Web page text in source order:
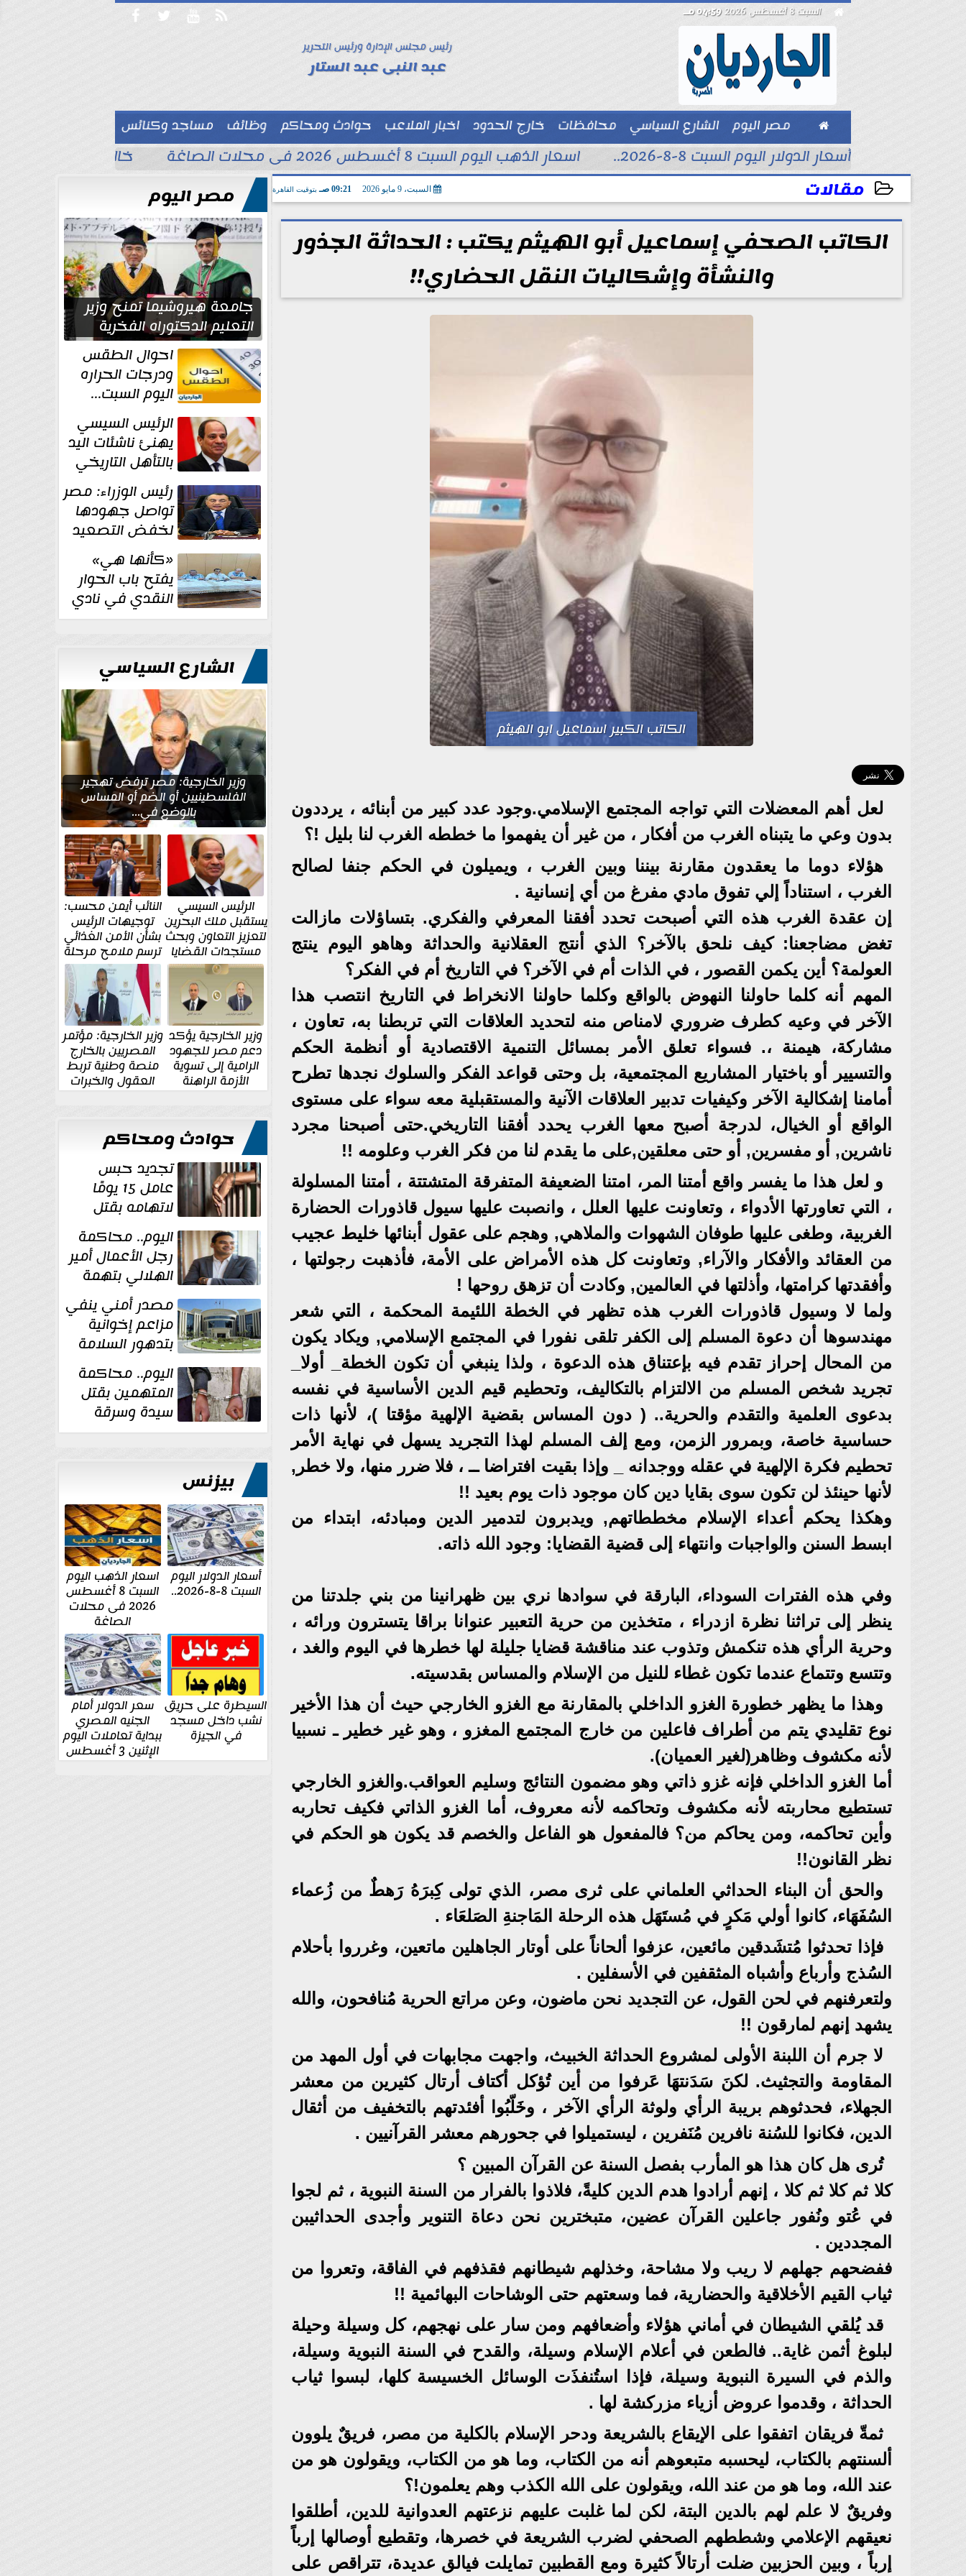
   
 السبت 8 أغسطس 2026 04:59 مـ
رئيس مجلس الإدارة ورئيس التحرير
عبد النبى عبد الستار
 مصر اليوم الشارع السياسي محافظات خارج الحدود اخبار الملاعب حوادث ومحاكم وظائف
مساجد وكنائس
بيزنس
توك شو  أسعار الدولار اليوم السبت 8-8-2026.. اسعار الذهب اليوم السبت 8 أغسطس 2026 فى محلات الصاغة خالد الغندور يطلب
مقالات السبت، 9 مايو 2026 09:21 صـ بتوقيت القاهرة
2026-05-09 09:21:44
الكاتب الصحفي إسماعيل أبو الهيثم يكتب : الحداثة الجذور
والنشأة وإشكاليات النقل الحضاري!!
الكاتب الكبير اسماعيل ابو الهيثم
لعل أهم المعضلات التي تواجه المجتمع الإسلامي.وجود عدد كبير من أبنائه ، يرددون
بدون وعي ما يتبناه الغرب من أفكار ، من غير أن يفهموا ما خططه الغرب لنا بليل !؟
هؤلاء دوما ما يعقدون مقارنة بيننا وبين الغرب ، ويميلون في الحكم جنفا لصالح
الغرب ، استناداً إلي تفوق مادي مفرغ من أي إنسانية .
إن عقدة الغرب هذه التي أصبحت تحدد أفقنا المعرفي والفكري. بتساؤلات مازالت
تغض مضاجعنا: كيف نلحق بالآخر؟ الذي أنتج العقلانية والحداثة وهاهو اليوم ينتج
العولمة؟ أين يكمن القصور ، في الذات أم في الآخر؟ في التاريخ أم في الفكر؟
المهم أنه كلما حاولنا النهوض بالواقع وكلما حاولنا الانخراط في التاريخ انتصب هذا
الآخر في وعيه كطرف ضروري لامناص منه لتحديد العلاقات التي تربطنا به، تعاون ،
مشاركة، هيمنة ،. فسواء تعلق الأمر بمسائل التنمية الاقتصادية أو أنظمة الحكم
والتسيير أو باختيار المشاريع المجتمعية، بل وحتى قواعد الفكر والسلوك نجدها تطرح
أمامنا إشكالية الآخر وكيفيات تدبير العلاقات الآنية والمستقبلية معه سواء على مستوى
الواقع أو الخيال، لدرجة أصبح معها الغرب يحدد أفقنا التاريخي.حتى أصبحنا مجرد
ناشرين, أو مفسرين, أو حتى معلقين,على ما يقدم لنا من فكر الغرب وعلومه !!
و لعل هذا ما يفسر واقع أمتنا المر، امتنا الضعيفة المتفرقة المتشتتة ، أمتنا المسلولة
، التي تعاورتها الأدواء ، وتعاونت عليها العلل ، وانصبت عليها سيول قاذورات الحضارة
الغربية، وطغى عليها طوفان الشهوات والملاهي, وهجم على عقول أبنائها خليط عجيب
من العقائد والأفكار والآراء, وتعاونت كل هذه الأمراض على الأمة، فأذهبت رجولتها ،
وأفقدتها كرامتها، وأذلتها في العالمين, وكادت أن تزهق روحها !
ولما لا وسيول قاذورات الغرب هذه تظهر في الخطة اللئيمة المحكمة ، التي شعر
مهندسوها أن دعوة المسلم إلى الكفر تلقى نفورا في المجتمع الإسلامي, ويكاد يكون
من المحال إحراز تقدم فيه بإعتناق هذه الدعوة ، ولذا ينبغي أن تكون الخطة_ أولا_
تجريد شخص المسلم من الالتزام بالتكاليف، وتحطيم قيم الدين الأساسية في نفسه
بدعوى العلمية والتقدم والحرية.. ( دون المساس بقضية الإلهية مؤقتا )، لأنها ذات
حساسية خاصة، وبمرور الزمن، ومع إلف المسلم لهذا التجريد يسهل في نهاية الأمر
تحطيم فكرة الإلهية في عقله ووجدانه _ وإذا بقيت افتراضا ــ ، فلا ضرر منها، ولا خطر,
لأنها حينئذ لن تكون سوى بقايا دين كان موجود ذات يوم بعيد !!
وهكذا يحكم أعداء الإسلام مخططاتهم, ويدبرون لتدمير الدين ومبادئه، ابتداء من
ابسط السنن والواجبات وانتهاء إلى قضية القضايا: وجود الله ذاته.
وفي هذه الفترات السوداء، البارقة في سوادها نري بين ظهرانينا من بني جلدتنا من
ينظر إلى تراثنا نظرة ازدراء ، متخذين من حرية التعبير عنوانا براقا يتسترون ورائه ،
وحرية الرأي هذه تنكمش وتذوب عند مناقشة قضايا جليلة لها خطرها في اليوم والغد ،
وتتسع وتتماع عندما تكون غطاء للنيل من الإسلام والمساس بقدسيته.
وهذا ما يظهر خطورة الغزو الداخلي بالمقارنة مع الغزو الخارجي حيث أن هذا الأخير
نوع تقليدي يتم من أطراف فاعلين من خارج المجتمع المغزو ، وهو غير خطير ـ نسبيا
لأنه مكشوف وظاهر(لغير العميان).
أما الغزو الداخلي فإنه غزو ذاتي وهو مضمون النتائج وسليم العواقب.والغزو الخارجي
تستطيع محاربته لأنه مكشوف وتحاكمه لأنه معروف، أما الغزو الذاتي فكيف تحاربه
وأين تحاكمه، ومن يحاكم من؟ فالمفعول هو الفاعل والخصم قد يكون هو الحكم في
نظر القانون!!
والحق أن البناء الحداثي العلماني على ثرى مصر، الذي تولى كِبرَهُ رَهطٌ من زُعماء
السُفَهَاء، كانوا أولي مَكرٍ في مُستَهَل هذه الرحلة المَاجنةِ الصَلعَاء .
فإذا تحدثوا مُتشَدقين مائعين، عزفوا ألحاناً على أوتار الجاهلين ماتعين، وغرروا بأحلام
السُذج وأرباع وأشباه المثقفين في الأسفلين .
ولتعرفنهم في لحن القول، عن التجديد نحن ماضون، وعن مراتع الحرية مُنافحون، والله
يشهد إنهم لمارقون !!
لا جرم أن اللبنة الأولى لمشروع الحداثة الخبيث، واجهت مجابهات في أول المهد من
المقاومة والتجثيث. لكنَ سَدَنتهَا عَرفوا من أين تُؤكل أكتاف أرتال كثيرين من معشر
الجهلاء، فحدثوهم بريبة الرأي ولوثة الرأي الآخر ، وخَلّبُوا أفئدتهم بالتخفيف من أثقال
الدين، فكانوا للسُنة نافرين مُنَفرين ، ليستميلوا في جحورهم معشر القرآنيين .
تُرى هل كان هذا هو المأرب بفصل السنة عن القرآن المبين ؟
كلا ثم كلا ثم كلا ، إنهم أرادوا هدم الدين كليةً، فلاذوا بالفرار من السنة النبوية ، ثم لجوا
في عُتو ونُفور جاعلين القرآن عضين، متبخترين نحن دعاة التنوير وأجدى الحداثيبن
المجددين .
ففضحهم جهلهم لا ريب ولا مشاحة، وخذلهم شيطانهم فقذفهم في الفاقة، وتعروا من
ثياب القيم الأخلاقية والحضارية، فما وسعتهم حتى الوشاحات البهائمية !!
قد يُلقي الشيطان في أماني هؤلاء وأضعافهم ومن سار على نهجهم، كل وسيلة وحيلة
لبلوغ أثمن غاية.. فالطعن في أعلام الإسلام وسيلة، والقدح في السنة النبوية وسيلة،
والذم في السيرة النبوية وسيلة، فإذا استُنفذَت الوسائل الخسيسة كلها، لبسوا ثياب
الحداثة ، وقدموا عروض أزياء مزركشة لها .
ثمةّ فريقان اتفقوا على الإيقاع بالشريعة ودحر الإسلام بالكلية من مصر، فريقٌ يلوون
ألسنتهم بالكتاب، ليحسبه متبعوهم أنه من الكتاب، وما هو من الكتاب، ويقولون هو من
عند الله، وما هو من عند الله، ويقولون على الله الكذب وهم يعلمون!؟
وفريقٌ لا علم لهم بالدين البتة، لكن لما غلبت عليهم نزعتهم العدوانية للدين، أطلقوا
نعيقهم الإعلامي وشططهم الصحفي لضرب الشريعة في خصرها، وتقطيع أوصالها إرباً
إرباً ، وبين الحزبين ضلت أرتالاً كثيرة ومع القطبين تمايلت فيالق عديدة، تتراقص على
مصر اليوم
جامعة هيروشيما تمنح وزير
التعليم الدكتوراه الفخرية
تقديرا لما حققهاحوال الطقس
ودرجات الحراره
اليوم السبت...
العظمى في
القاهره 36 درجة الرئيس السيسي
يهنئ ناشئات اليد
بالتأهل التاريخي
إلى نصف نهائي
كأس العالم رئيس الوزراء: مصر
تواصل جهودها
لخفض التصعيد
والحفاظ على
الاستقرار الإقليمي«كأنها هي»
يفتح باب الحوار
النقدي في نادي
أدب مصر الجديدة
الشارع السياسي
وزير الخارجية: مصر ترفض تهجير
الفلسطينيين أو الضم أو المساس
بالوضع في...
الرئيس السيسي
يستقبل ملك البحرين
لتعزيز التعاون وبحث
مستجدات القضايا
الإقليمية والدولية
النائب أيمن محسب:
توجيهات الرئيس
بشأن الأمن الغذائي
ترسم ملامح مرحلة
جديدة
وزير الخارجية يؤكد
دعم مصر للجهود
الرامية إلى تسوية
الأزمة الراهنة
وزير الخارجية: مؤتمر
المصريين بالخارج
منصة وطنية تربط
العقول والخبرات
المصرية بالدولة
حوادث ومحاكم
تجديد حبس
عامل 15 يومًا
لاتهامه بقتل
زوجته طعنًا
داخل مسكنهما بشبرا...
اليوم.. محاكمة
رجل الأعمال أمير
الهلالي بتهمة
غسل الأموال
مصدر أمني ينفي
مزاعم إخوانية
بتدهور السلامة
الإنشائية لأحد
مراكز الإصلاح والتأهيل
اليوم.. محاكمة
المتهمين بقتل
سيدة وسرقة
ذهبها في بولاق
بيزنس
أسعار الدولار اليوم
السبت 8-8-2026..
اسعار الذهب اليوم
السبت 8 أغسطس
2026 فى محلات
الصاغة
السيطرة على حريق
نشب داخل مسجد
في الجيزة
سعر الدولار أمام
الجنيه المصري
ببداية تعاملات اليوم
الإثنين 3 أغسطس